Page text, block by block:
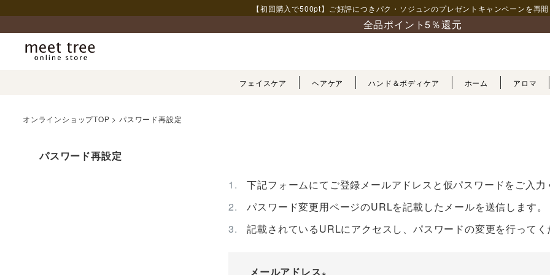
【初回購入で500pt】ご好評につきパク・ソジュンのプレゼントキャンペーンを再
全品ポイント5％還元
フェイスケア ヘアケア ハンド＆ボディケア ホーム アロマ
オンラインショップTOP パスワード再設定
パスワード再設定
下記フォームにてご登録メールアドレスと仮パスワードをご入力
パスワード変更用ページのURLを記載したメールを送信します。
記載されているURLにアクセスし、パスワードの変更を行って
メールアドレス